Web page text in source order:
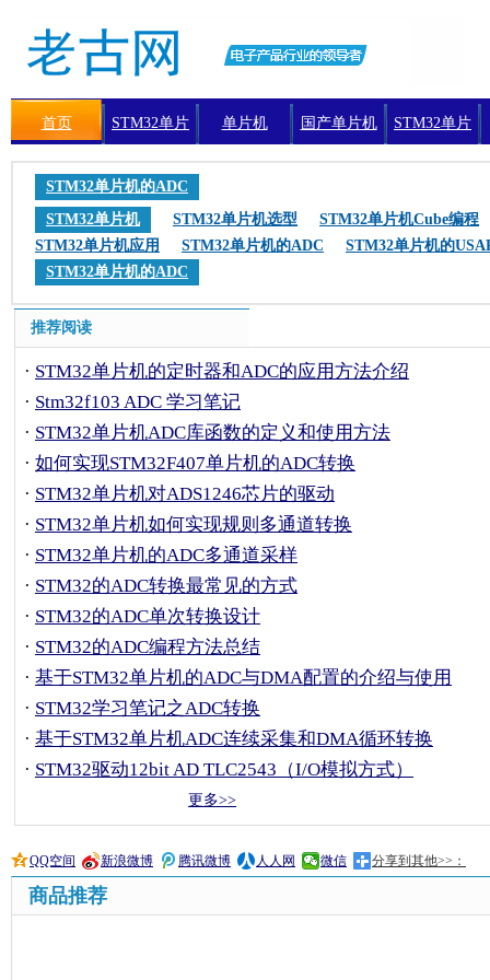
首页 STM32单片
机
单片机 国产单片机 STM32单片
STM32单片机的ADC
STM32单片机
STM32单片机选型
STM32单片机Cube编程
STM32单片机应用
STM32单片机的ADC
STM32单片机的
STM32单片机的ADC
推荐阅读
· STM32单片机的定时器和ADC的应用方法介绍
· Stm32f103 ADC 学习笔记
· STM32单片机ADC库函数的定义和使用方法
· 如何实现STM32F407单片机的ADC转换
· STM32单片机对ADS1246芯片的驱动
· STM32单片机如何实现规则多通道转换
· STM32单片机的ADC多通道采样
· STM32的ADC转换最常见的方式
· STM32的ADC单次转换设计
· STM32的ADC编程方法总结
· 基于STM32单片机的ADC与DMA配置的介绍与使用
· STM32学习笔记之ADC转换
· 基于STM32单片机ADC连续采集和DMA循环转换
· STM32驱动12bit AD TLC2543（I/O模拟方式）
更多>>
QQ空间 新浪微博 腾讯微博 人人网 微信 分享到其他>>：
商品推荐